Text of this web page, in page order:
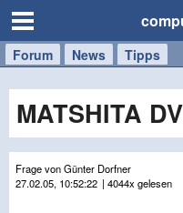
Forum News Tipps
Handy
Tablet
Windows
Mac
MATSHITA
Frage von Günter Dorfner
27.02.05, 10:52:22 | 4044x gelesen